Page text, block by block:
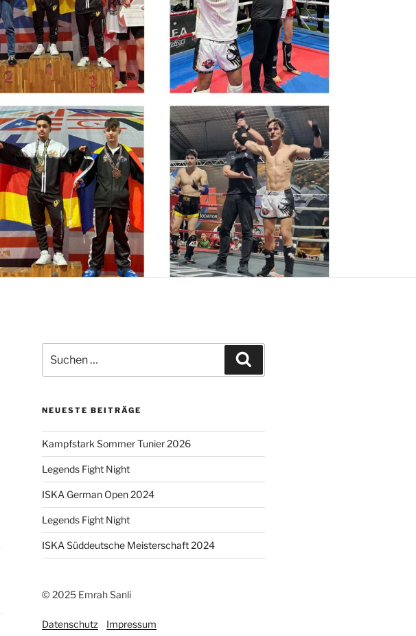
nach:
NEUESTE BEITRÄGE
Kampfstark Sommer Tunier 2026
Legends Fight Night
ISKA German Open 2024
Legends Fight Night
ISKA Süddeutsche Meisterschaft 2024
© 2025 Emrah Sanli
Datenschutz Impressum